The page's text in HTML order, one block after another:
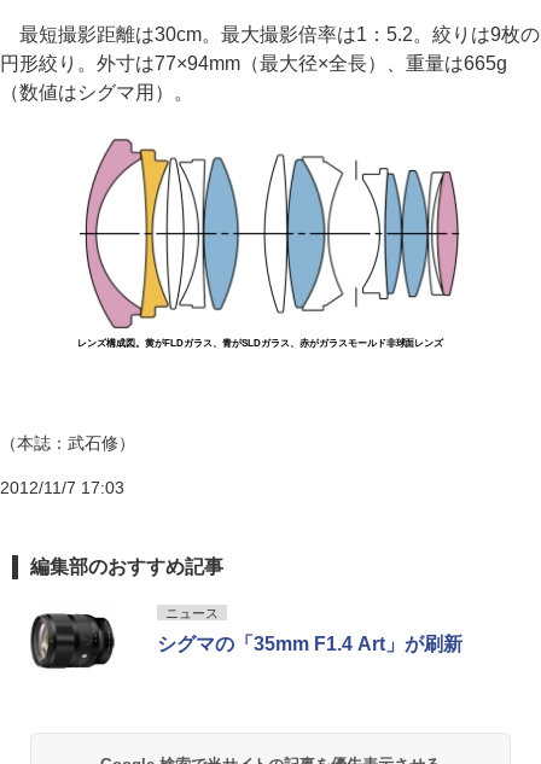
最短撮影距離は30cm。最大撮影倍率は1：5.2。絞りは9枚の
円形絞り。外寸は77×94mm（最大径×全長）、重量は665g
（数値はシグマ用）。
レンズ構成図。黄がFLDガラス、青がSLDガラス、赤がガラスモールド非球面レンズ
（本誌：武石修）
2012/11/7 17:03
編集部のおすすめ記事
ニュース
シグマの「35mm F1.4 Art」が刷新